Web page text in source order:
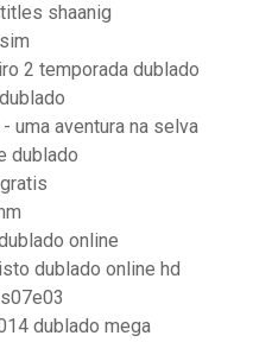
shaanig
2 temporada dublado
uma aventura na selva
dublado
online
dublado online hd
dublado mega